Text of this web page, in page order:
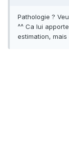
Pathologie ?
^^ Ca lui
estimation,